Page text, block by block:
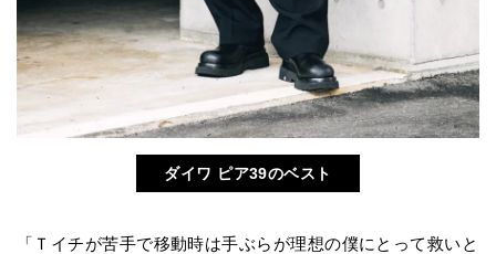
ダイワ ピア39のベスト
「Ｔイチが苦手で移動時は手ぶらが理想の僕にとって救いと